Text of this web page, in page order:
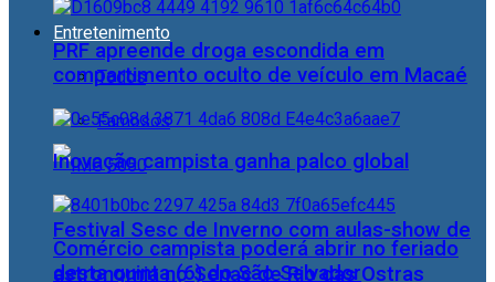
Entretenimento
Todos
Famosos
Festival Sesc de Inverno com aulas-show de
astronomia no Senac de Rio das Ostras
PRF apreende droga escondida em
compartimento oculto de veículo em Macaé
Inovação campista ganha palco global
Comércio campista poderá abrir no feriado
desta quinta (6) do São Salvador